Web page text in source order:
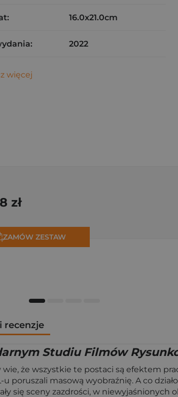
16.0x21.0cm
2022
więcej
zł
ZAMÓW ZESTAW
recenzje
Studiu Filmów
wie, że wszystkie te postaci są efektem
poruszali masową wyobraźnię. A co
się sceny zazdrości, w niewyjaśnionych